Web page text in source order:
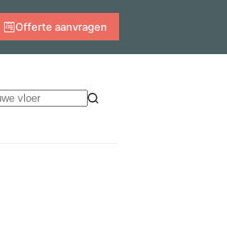
Offerte aanvragen